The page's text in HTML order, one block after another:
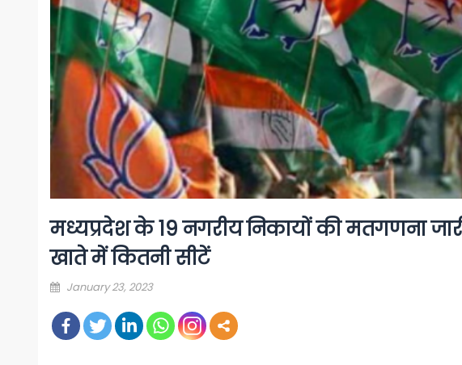
मध्यप्रदेश के 19 नगरीय निकायों की मतगणना
खाते में कितनी सीटें
Posted
January 23, 2023